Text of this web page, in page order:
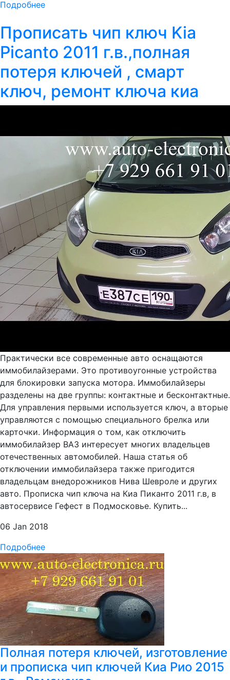
Подробнее
Прописать чип ключ Kia
Picanto 2011 г.в.,полная
потеря ключей , смарт
ключ, ремонт ключа киа
Практически все современные авто оснащаются
иммобилайзерами. Это противоугонные устройства
для блокировки запуска мотора. Иммобилайзеры
разделены на две группы: контактные и бесконтактные.
Для управления первыми используется ключ, а вторые
управляются с помощью специального брелка или
карточки. Информация о том, как отключить
иммобилайзер ВАЗ интересует многих владельцев
отечественных автомобилей. Наша статья об
отключении иммобилайзера также пригодится
владельцам внедорожников Нива Шевроле и других
авто. Прописка чип ключа на Киа Пиканто 2011 г.в, в
автосервисе Гефест в Подмосковье. Купить...
06 Jan 2018
Подробнее
Полная потеря ключей, изготовление
и прописка чип ключей Киа Рио 2015